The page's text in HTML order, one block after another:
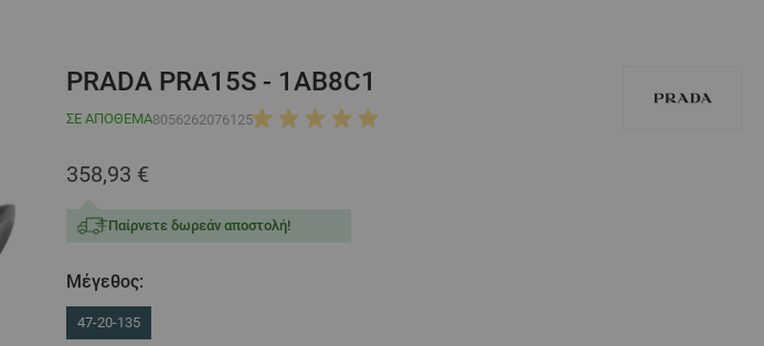
PRADA PRA15S - 1AB8C1
ΣΕ ΑΠΌΘΕΜΑ8056262076125
358,93 €
Παίρνετε δωρεάν αποστολή!
Μέγεθος:
47-20-135